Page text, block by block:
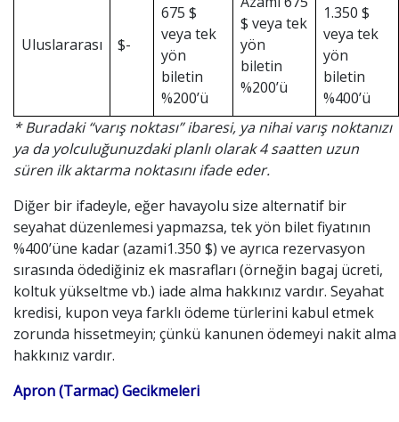
Uluslararası $-
675 $
veya tek
yön
biletin
%200’ü
$ veya tek
yön
biletin
%200’ü
1.350 $
veya tek
yön
biletin
%400’ü
* Buradaki “varış noktası” ibaresi, ya nihai varış noktanızı
ya da yolculuğunuzdaki planlı olarak 4 saatten uzun
süren ilk aktarma noktasını ifade eder.
Diğer bir ifadeyle, eğer havayolu size alternatif bir
seyahat düzenlemesi yapmazsa, tek yön bilet fiyatının
%400’üne kadar (azami1.350 $) ve ayrıca rezervasyon
sırasında ödediğiniz ek masrafları (örneğin bagaj ücreti,
koltuk yükseltme vb.) iade alma hakkınız vardır. Seyahat
kredisi, kupon veya farklı ödeme türlerini kabul etmek
zorunda hissetmeyin; çünkü kanunen ödemeyi nakit alma
hakkınız vardır.
Apron (Tarmac) Gecikmeleri